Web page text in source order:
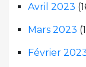
Avril 2023
Mars 2023
Février